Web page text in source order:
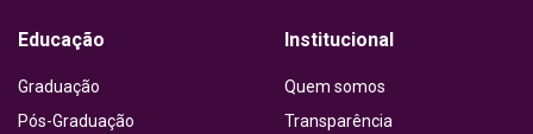
Educação
Graduação
Pós-Graduação
Institucional
Quem somos
Transparência